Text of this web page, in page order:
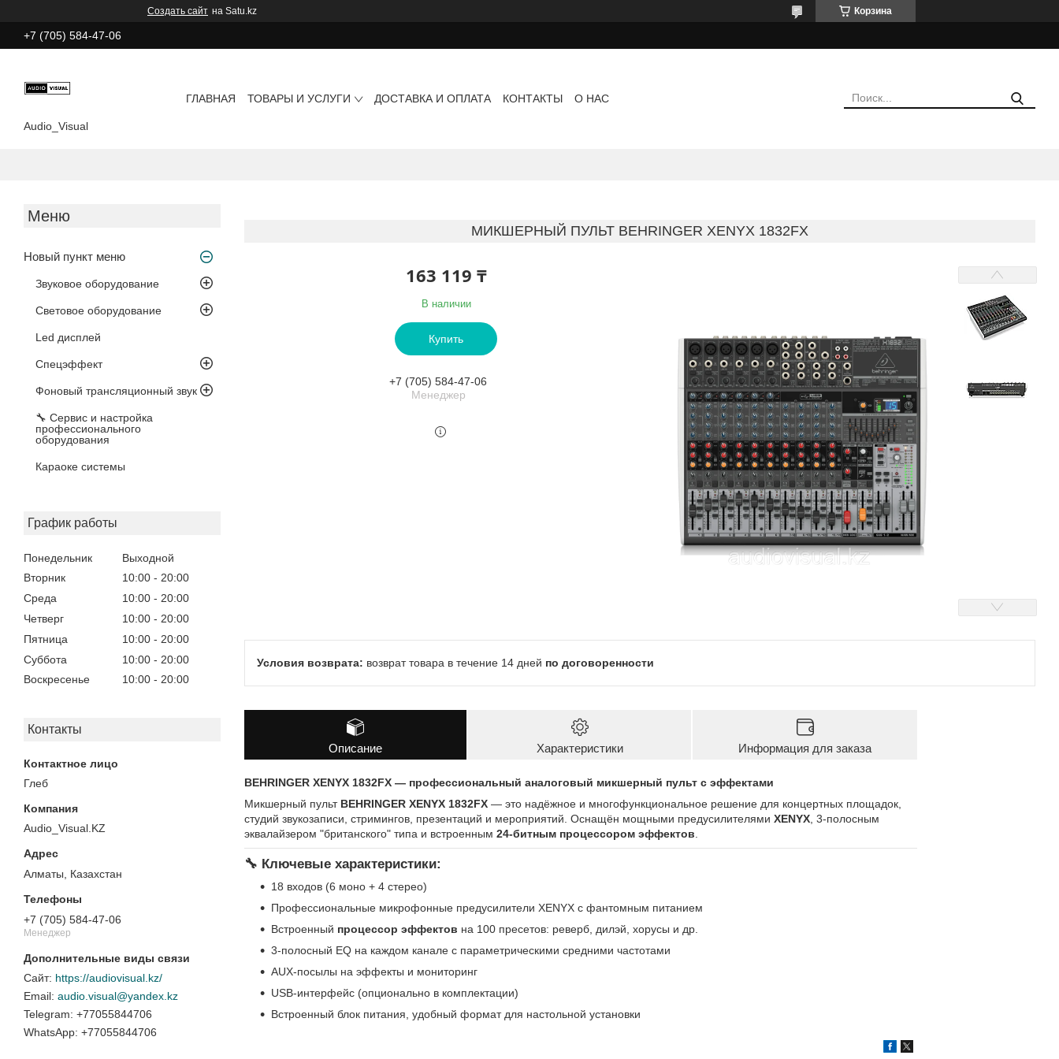
Создать сайт на Satu.kz Корзина
+7 (705) 584-47-06
Audio_Visual
ГЛАВНАЯ ТОВАРЫ И УСЛУГИ ДОСТАВКА И ОПЛАТА КОНТАКТЫ О НАС
Новый пункт меню
Звуковое оборудование
Световое оборудование
Led дисплей
Спецэффект
Фоновый трансляционный звук
🔧 Сервис и настройка
профессионального
оборудования
Караоке системы
График работы
Понедельник
Выходной
Вторник
10:00
20:00
Среда
10:00
20:00
Четверг
10:00
20:00
Пятница
10:00
20:00
Суббота
10:00
20:00
Воскресенье
10:00 20:00
Контакты
Глеб
Audio_Visual.KZ
Алматы, Казахстан
+7 (705) 584-47-06
Менеджер
https://audiovisual.kz/
audio.visual@yandex.kz
+77055844706
+77055844706
МИКШЕРНЫЙ ПУЛЬТ BEHRINGER XENYX 1832FX
163 119 ₸
В наличии
Купить
+7 (705) 584-47-06
Менеджер
возврат товара в течение 14 дней по договоренности
Описание Характеристики Информация для заказа
BEHRINGER XENYX 1832FX — профессиональный аналоговый микшерный пульт с эффектами
Микшерный пульт BEHRINGER XENYX 1832FX — это надёжное и многофункциональное решение для концертных площадок,
студий звукозаписи, стримингов, презентаций и мероприятий. Оснащён мощными предусилителями XENYX , 3-полосным
эквалайзером "британского" типа и встроенным 24-битным процессором эффектов
🔧 Ключевые характеристики:
18 входов (6 моно + 4 стерео)
Профессиональные микрофонные предусилители XENYX с фантомным питанием
Встроенный процессор эффектов на 100 пресетов: реверб, дилэй, хорусы и др.
3-полосный EQ на каждом канале с параметрическими средними частотами
AUX-посылы на эффекты и мониторинг
USB-интерфейс (опционально в комплектации)
Встроенный блок питания, удобный формат для настольной установки